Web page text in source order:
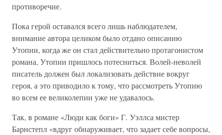
противоречие.
Пока герой оставался всего лишь наблюдателем,
внимание автора целиком было отдано описанию
Утопии, когда же он стал действительно протагонистом
романа, Утопии пришлось потесниться. Волей-неволей
писатель должен был локализовать действие вокруг
героя, а это приводило к тому, что рассмотреть Утопию
во всем ее великолепии уже не удавалось.
Так, в романе «Люди как боги» Г. Уэллса мистер
Барнстепл «вдруг обнаруживает, что задает себе вопросы,